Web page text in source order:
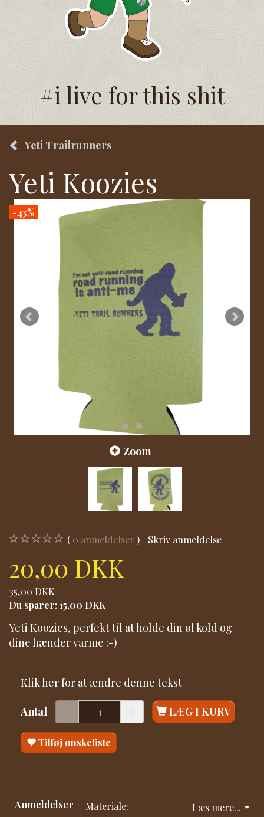
#i live for this shit
Yeti Trailrunners
Yeti Koozies
-43%
Zoom
0 anmeldelser Skriv anmeldelse
20,00 DKK
35,00 DKK
Du sparer: 15,00 DKK
Yeti Koozies, perfekt til at holde din øl kold og
dine hænder varme :-)
Klik her for at ændre denne tekst
Antal LÆG I KURV
Tilføj ønskeliste
Læs mere...
Anmeldelser Materiale: